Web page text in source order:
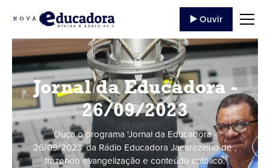
▶️ Ouvir
Jornal da Educadora -
26/09/2023
Ouça o programa 'Jornal da Educadora -
26/09/2023' da Rádio Educadora Jacarezinho de ,
trazendo evangelização e conteúdo católico.